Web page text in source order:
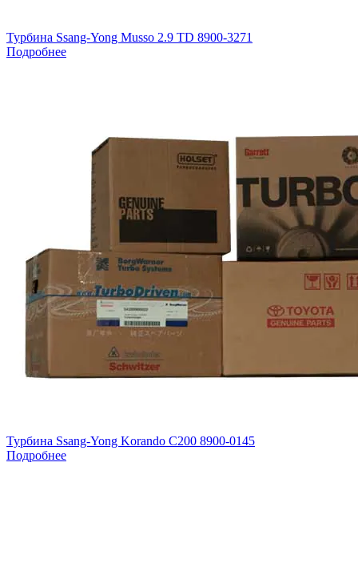
Турбина Ssang-Yong Musso 2.9 TD 8900-3271
Подробнее
Турбина Ssang-Yong Korando C200 8900-0145
Подробнее